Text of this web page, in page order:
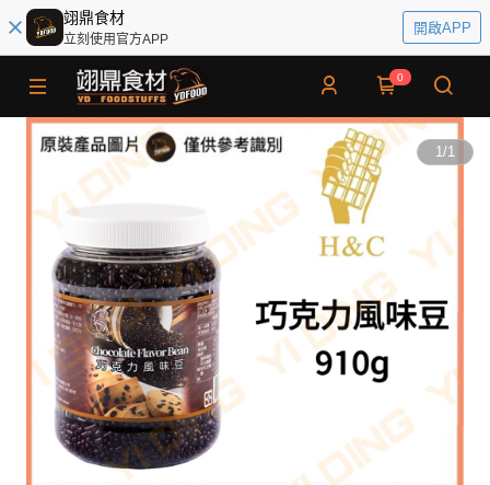
翊鼎食材
立刻使用官方APP
開啟APP
0
1/1